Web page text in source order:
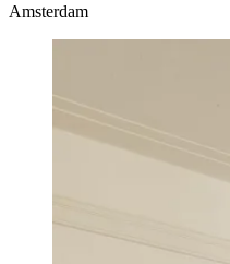
Amsterdam